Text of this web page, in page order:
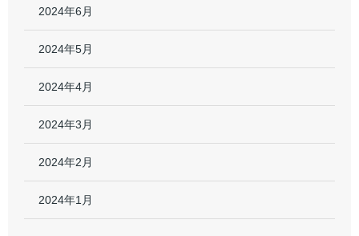
2024年6月
2024年5月
2024年4月
2024年3月
2024年2月
2024年1月